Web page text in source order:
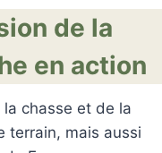
de la
en action
chasse et de la
terrain, mais aussi